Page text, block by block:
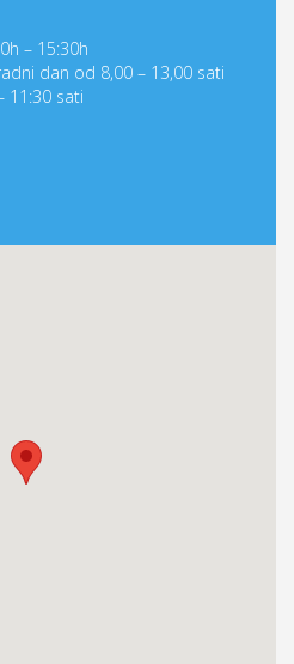
– 15:30h
dan od 8,00 – 13,00 sati
11:30 sati